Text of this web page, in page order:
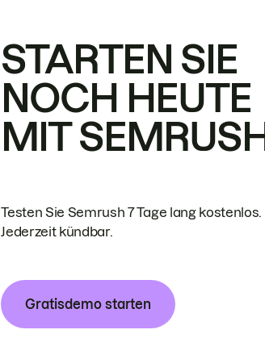
STARTEN SIE
NOCH HEUTE
MIT
Testen Sie Semrush 7 Tage lang kostenlos.
Jederzeit kündbar.
Gratisdemo starten